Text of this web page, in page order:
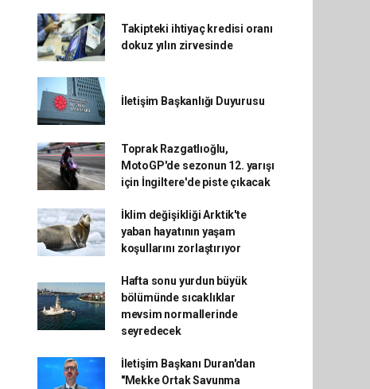
Takipteki ihtiyaç kredisi oranı
dokuz yılın zirvesinde
İletişim Başkanlığı Duyurusu
Toprak Razgatlıoğlu,
MotoGP'de sezonun 12. yarışı
için İngiltere'de piste çıkacak
İklim değişikliği Arktik'te
yaban hayatının yaşam
koşullarını zorlaştırıyor
Hafta sonu yurdun büyük
bölümünde sıcaklıklar
mevsim normallerinde
seyredecek
İletişim Başkanı Duran'dan
"Mekke Ortak Savunma